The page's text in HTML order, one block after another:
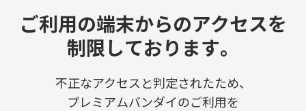
ご利用の端末からのアクセスを
制限しております。
不正なアクセスと判定されたため、
プレミアムバンダイのご利用を